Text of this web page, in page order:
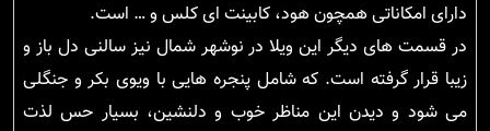
دارای امکاناتی همچون هود، کابینت ای کلس و … است.
در قسمت های دیگر این ویلا در نوشهر شمال نیز سالنی دل باز و
زیبا قرار گرفته است. که شامل پنجره هایی با ویوی بکر و جنگلی
می شود و دیدن این مناظر خوب و دلنشین، بسیار حس لذت